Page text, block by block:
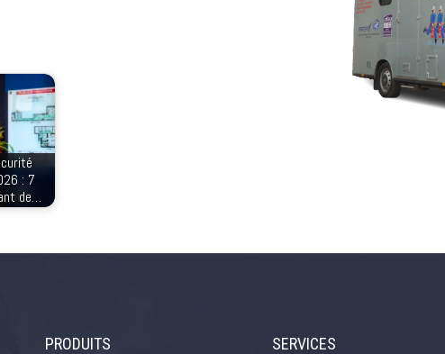
: 7
de…
PRODUITS SERVICES